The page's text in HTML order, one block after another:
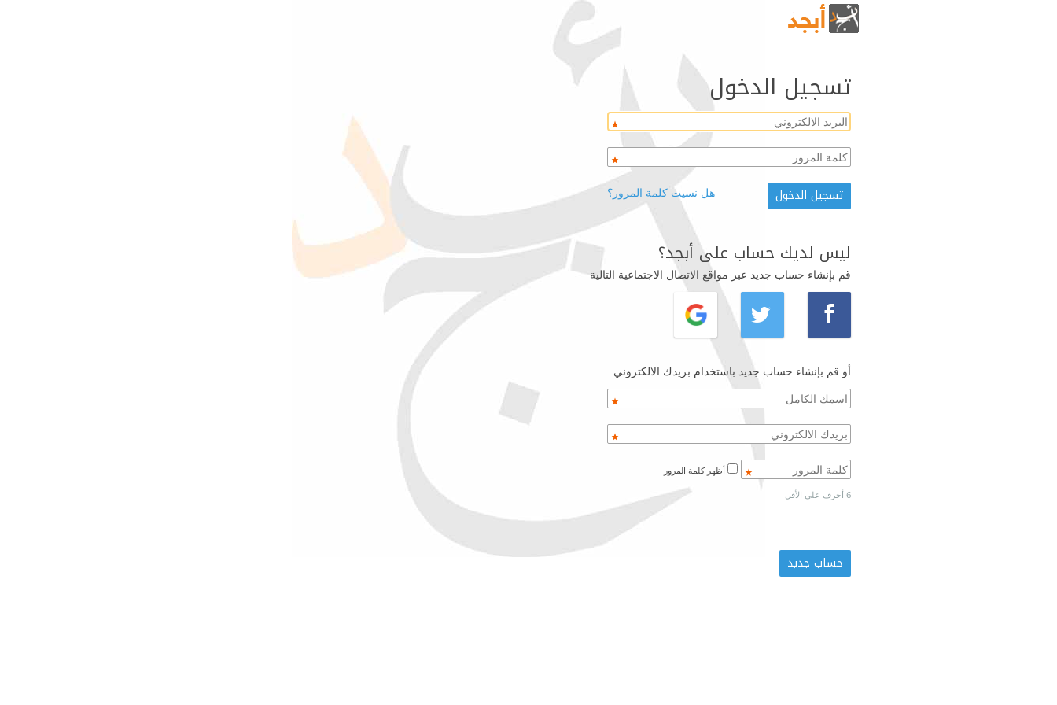
تسجيل الدخول
هل نسيت كلمة المرور؟
ليس لديك حساب على أبجد؟
قم بإنشاء حساب جديد عبر مواقع الاتصال الاجتماعية التالية
أو قم بإنشاء حساب جديد باستخدام بريدك الالكتروني
6 أحرف على الأقل